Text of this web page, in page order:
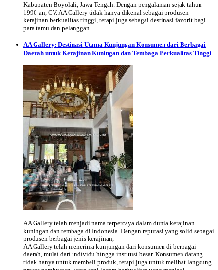
Kabupaten Boyolali, Jawa Tengah. Dengan pengalaman sejak tahun
1990-an, CV. AA Gallery tidak hanya dikenal sebagai produsen
kerajinan berkualitas tinggi, tetapi juga sebagai destinasi favorit bagi
para tamu dan pelanggan...
AA Gallery: Destinasi Utama Kunjungan Konsumen dari Berbagai
Daerah untuk Kerajinan Kuningan dan Tembaga Berkualitas Tinggi
AA Gallery telah menjadi nama terpercaya dalam dunia kerajinan
kuningan dan tembaga di Indonesia. Dengan reputasi yang solid sebagai
produsen berbagai jenis kerajinan,
AA Gallery telah menerima kunjungan dari konsumen di berbagai
daerah, mulai dari individu hingga institusi besar. Konsumen datang
tidak hanya untuk membeli produk, tetapi juga untuk melihat langsung